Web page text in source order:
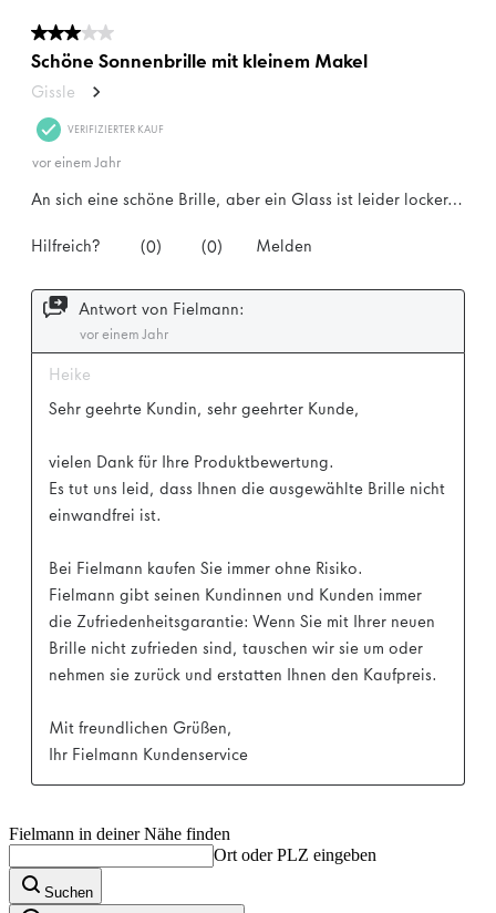
Fielmann in deiner Nähe finden
Ort oder PLZ eingeben
Suchen